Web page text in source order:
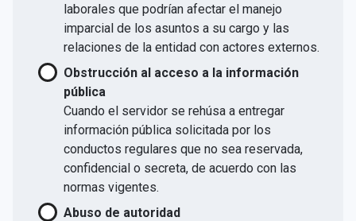
laborales que podrían afectar el manejo
imparcial de los asuntos a su cargo y las
relaciones de la entidad con actores externos.
Obstrucción al acceso a la información
pública
Cuando el servidor se rehúsa a entregar
información pública solicitada por los
conductos regulares que no sea reservada,
confidencial o secreta, de acuerdo con las
normas vigentes.
Abuso de autoridad